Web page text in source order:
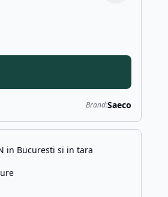
Brand:Saeco
in Bucuresti si in tara